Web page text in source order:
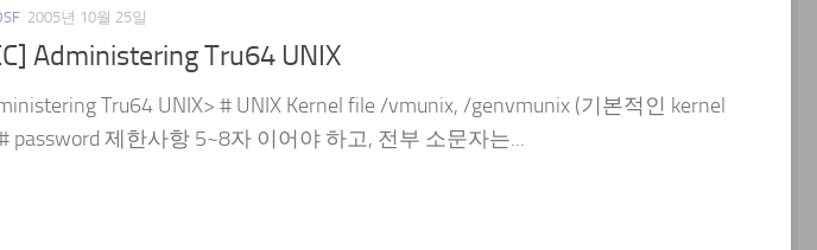
2005년 10월 25일
Administering Tru64 UNIX
Tru64 UNIX> # UNIX Kernel file /vmunix, /genvmunix (기본적인 kernel
password 제한사항 5~8자 이어야 하고, 전부 소문자는...